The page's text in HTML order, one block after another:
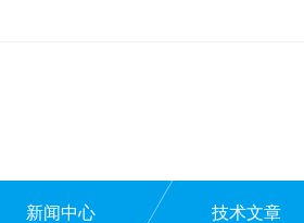
新闻中心 技术文章